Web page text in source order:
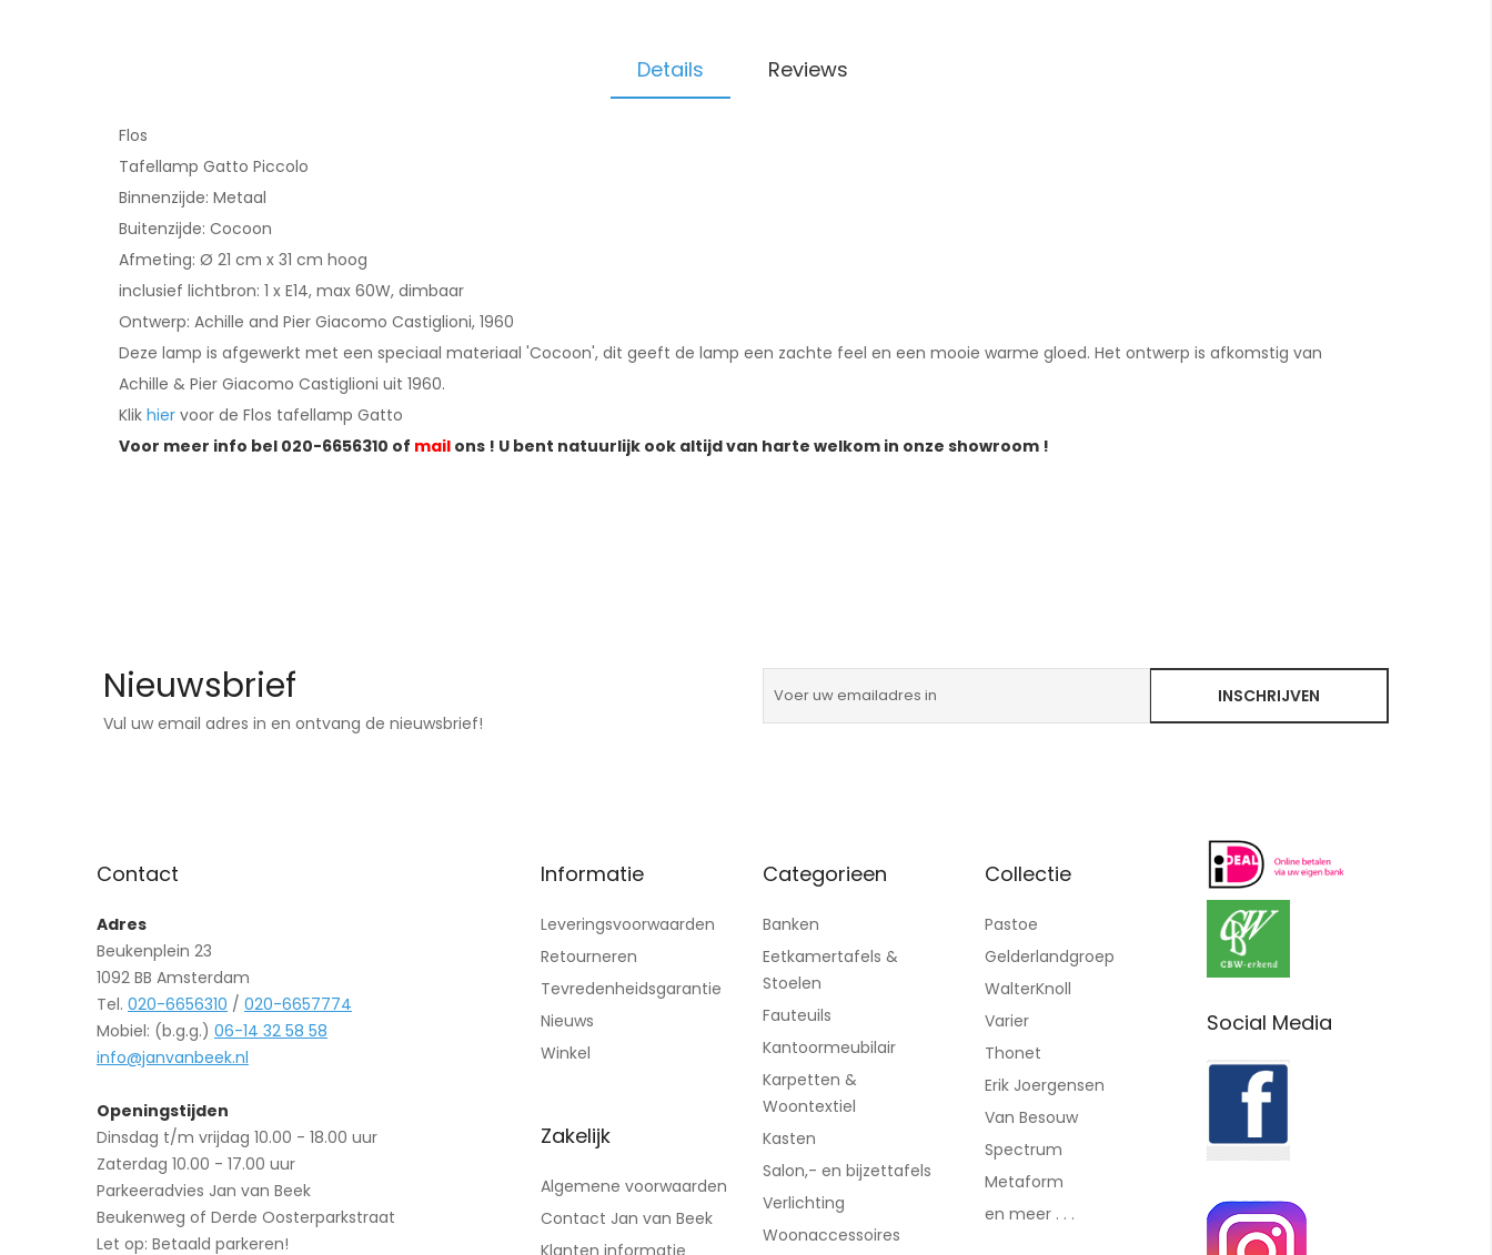
Details
Flos
Tafellamp Gatto Piccolo
Binnenzijde: Metaal
Buitenzijde: Cocoon
Afmeting: Ø 21 cm x 31 cm hoog
inclusief lichtbron: 1 x E14, max 60W, dimbaar
Ontwerp: Achille and Pier Giacomo Castiglioni, 1960
Deze lamp is afgewerkt met een speciaal materiaal 'Cocoon', dit geeft de lamp een zachte feel en een mooie warme gloed. Het ontwerp is afkomstig van
Achille & Pier Giacomo Castiglioni uit 1960.
Klik hier voor de Flos tafellamp Gatto
Voor meer info bel 020-6656310 of mail ons ! U bent natuurlijk ook altijd van harte welkom in onze showroom !
Reviews
Nieuwsbrief
Vul uw email adres in en ontvang de nieuwsbrief!
INSCHRIJVEN
Contact
Adres
Beukenplein 23
1092 BB Amsterdam
Tel. 020-6656310 / 020-6657774
Mobiel: (b.g.g.) 06-14 32 58 58
info@janvanbeek.nl
Openingstijden
Dinsdag t/m vrijdag 10.00 - 18.00 uur
Zaterdag 10.00 - 17.00 uur
Parkeeradvies Jan van Beek
Beukenweg of Derde Oosterparkstraat
Let op: Betaald parkeren!
Informatie
Leveringsvoorwaarden
Retourneren
Tevredenheidsgarantie
Nieuws
Winkel
Zakelijk
Algemene voorwaarden
Contact Jan van Beek
Klanten informatie
Categorieen
Banken
Eetkamertafels &
Stoelen
Fauteuils
Kantoormeubilair
Karpetten &
Woontextiel
Kasten
Salon,- en bijzettafels
Verlichting
Woonaccessoires
Collectie
Pastoe
Gelderlandgroep
WalterKnoll
Varier
Thonet
Erik Joergensen
Van Besouw
Spectrum
Metaform
en meer . . .
Social Media